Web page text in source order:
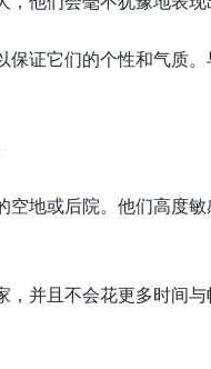
证它们的个性和气质
地或后院。他们高度
并且不会花更多时间